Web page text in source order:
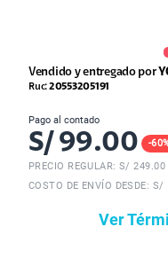
Vendido y entregado por
Ruc:20553205191
Pago al contado
S/ 99.00 -60
PRECIO REGULAR: S/249.00
COSTO DE ENVÍO DESDE: S/
Ver